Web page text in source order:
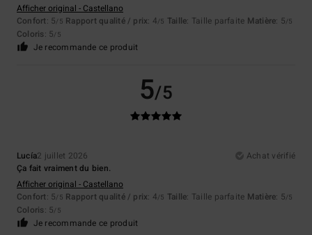
Afficher original - Castellano
Confort: 5/5 Rapport qualité / prix: 4/5 Taille: Taille parfaite Matière: 5/5
Coloris: 5/5
Je recommande ce produit
5/5
Lucía2 juillet 2026
Achat vérifié
Ça fait vraiment du bien.
Afficher original - Castellano
Confort: 5/5 Rapport qualité / prix: 4/5 Taille: Taille parfaite Matière: 5/5
Coloris: 5/5
Je recommande ce produit